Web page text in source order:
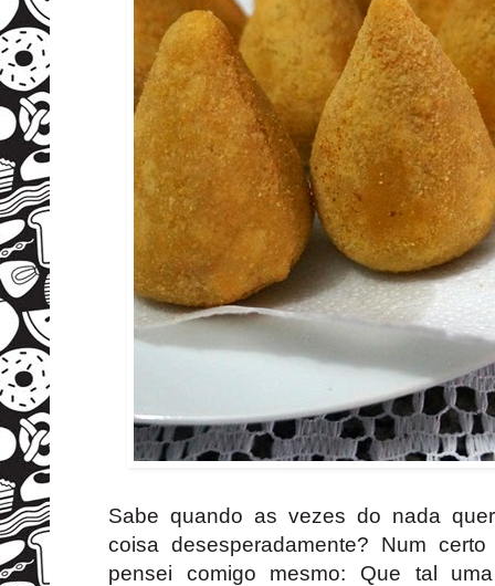
Sabe quando as vezes do nada
coisa desesperadamente? Num
pensei comigo mesmo: Que tal